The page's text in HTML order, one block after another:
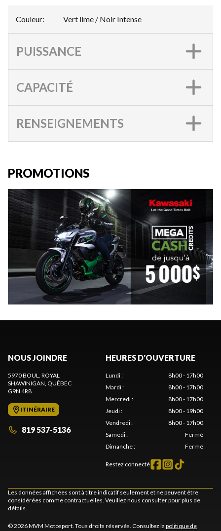
Couleur: Vert lime / Noir Intense
PUISSANCE
CAPACITÉ
RENSEIGNEMENTS
PROMOTIONS
NOUS JOINDRE
5970 BOUL. ROYAL
SHAWINIGAN , QUÉBEC
G9N 4R8
ITINÉRAIRE
819 537-5136
HEURES D'OUVERTURE
Lundi:
8h00 - 17h00
Mardi:
8h00 - 17h00
Mercredi:
8h00 - 17h00
Jeudi:
8h00 - 19h00
Vendredi:
8h00 - 17h00
Samedi:
Fermé
Dimanche: Fermé
Restez connecté
Les données affichées sont à titre indicatif seulement et ne peuvent être
considérées comme contractuelles. Veuillez nous consulter pour plus de
détails.
© 2026 MVM Motosport. Tous droits réservés. Consultez la politique de